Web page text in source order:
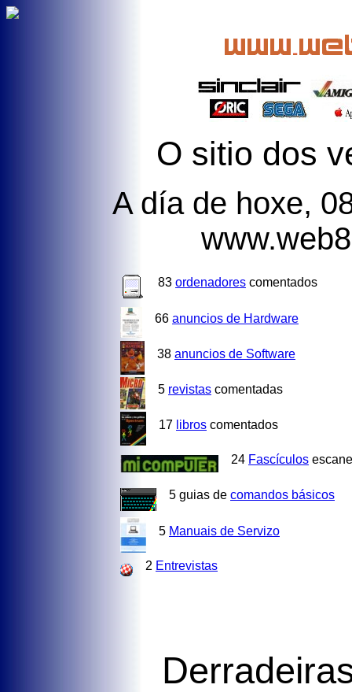
O sitio dos
A día de hoxe,
83 ordenadores comentados
66 anuncios de Hardware
38 anuncios de Software
5 revistas comentadas
17 libros comentados
24 Fascículos
5 guias de comandos básicos
5 Manuais de Servizo
2 Entrevistas